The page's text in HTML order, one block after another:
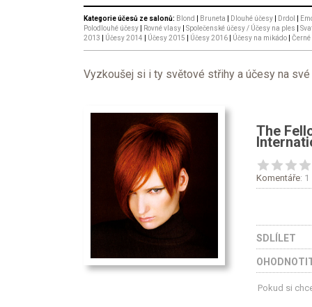
Kategorie účesů ze salonů: Blond Bruneta Dlouhé účesy Drdol
Polodlouhé účesy
Rovné vlasy Společenské účesy / Účesy na ples
2013
Účesy 2014 Účesy 2015 Účesy 2016 Účesy na mikádo
Vyzkoušej si i ty světové střihy a účesy na
The
Komentáře: 1
SDLÍLET
Pokud si